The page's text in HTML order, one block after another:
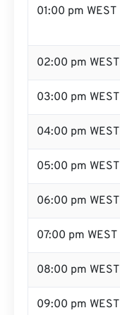
01:00 pm WEST
02:00 pm WEST
03:00 pm WEST
04:00 pm WEST
05:00 pm WEST
06:00 pm WEST
07:00 pm WEST
08:00 pm WEST
09:00 pm WEST